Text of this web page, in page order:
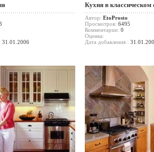
31.01.2006
Кухня в классическом
Автор: EtoProsto
Просмотров: 6495
Комментарии: 0
Оценка:
Дата добавления :